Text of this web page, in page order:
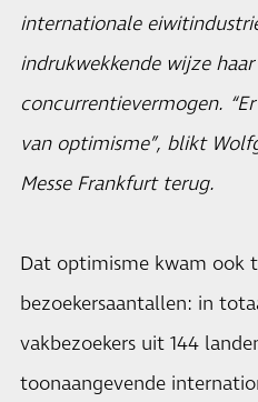
internationale
indrukwekkende wijze
concurrentievermogen.
van optimisme”, blikt
Messe Frankfurt terug.
Dat optimisme kwam ook
bezoekersaantallen: in
vakbezoekers uit 144
toonaangevende